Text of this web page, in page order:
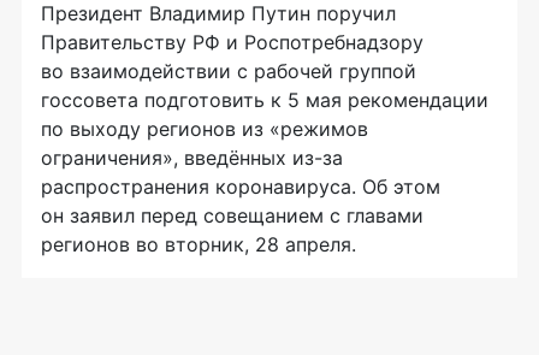
Президент Владимир Путин поручил
Правительству РФ и Роспотребнадзору
во взаимодействии с рабочей группой
госсовета подготовить к 5 мая рекомендации
по выходу регионов из «режимов
ограничения», введённых из-за
распространения коронавируса. Об этом
он заявил перед совещанием с главами
регионов во вторник, 28 апреля.